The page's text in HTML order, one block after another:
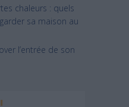
chaleurs : quels
sa maison au
l’entrée de son